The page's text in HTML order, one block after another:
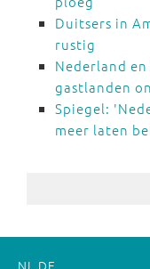
Duitsers in
rustig
Nederland
gastlanden
Spiegel:
meer laten
NL DE